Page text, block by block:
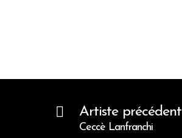
Artiste précédent
Ceccè Lanfranchi